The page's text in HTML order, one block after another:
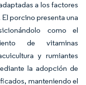
a los factores
porcino presenta una
como el
de vitaminas
y rumiantes
la adopción de
manteniendo el